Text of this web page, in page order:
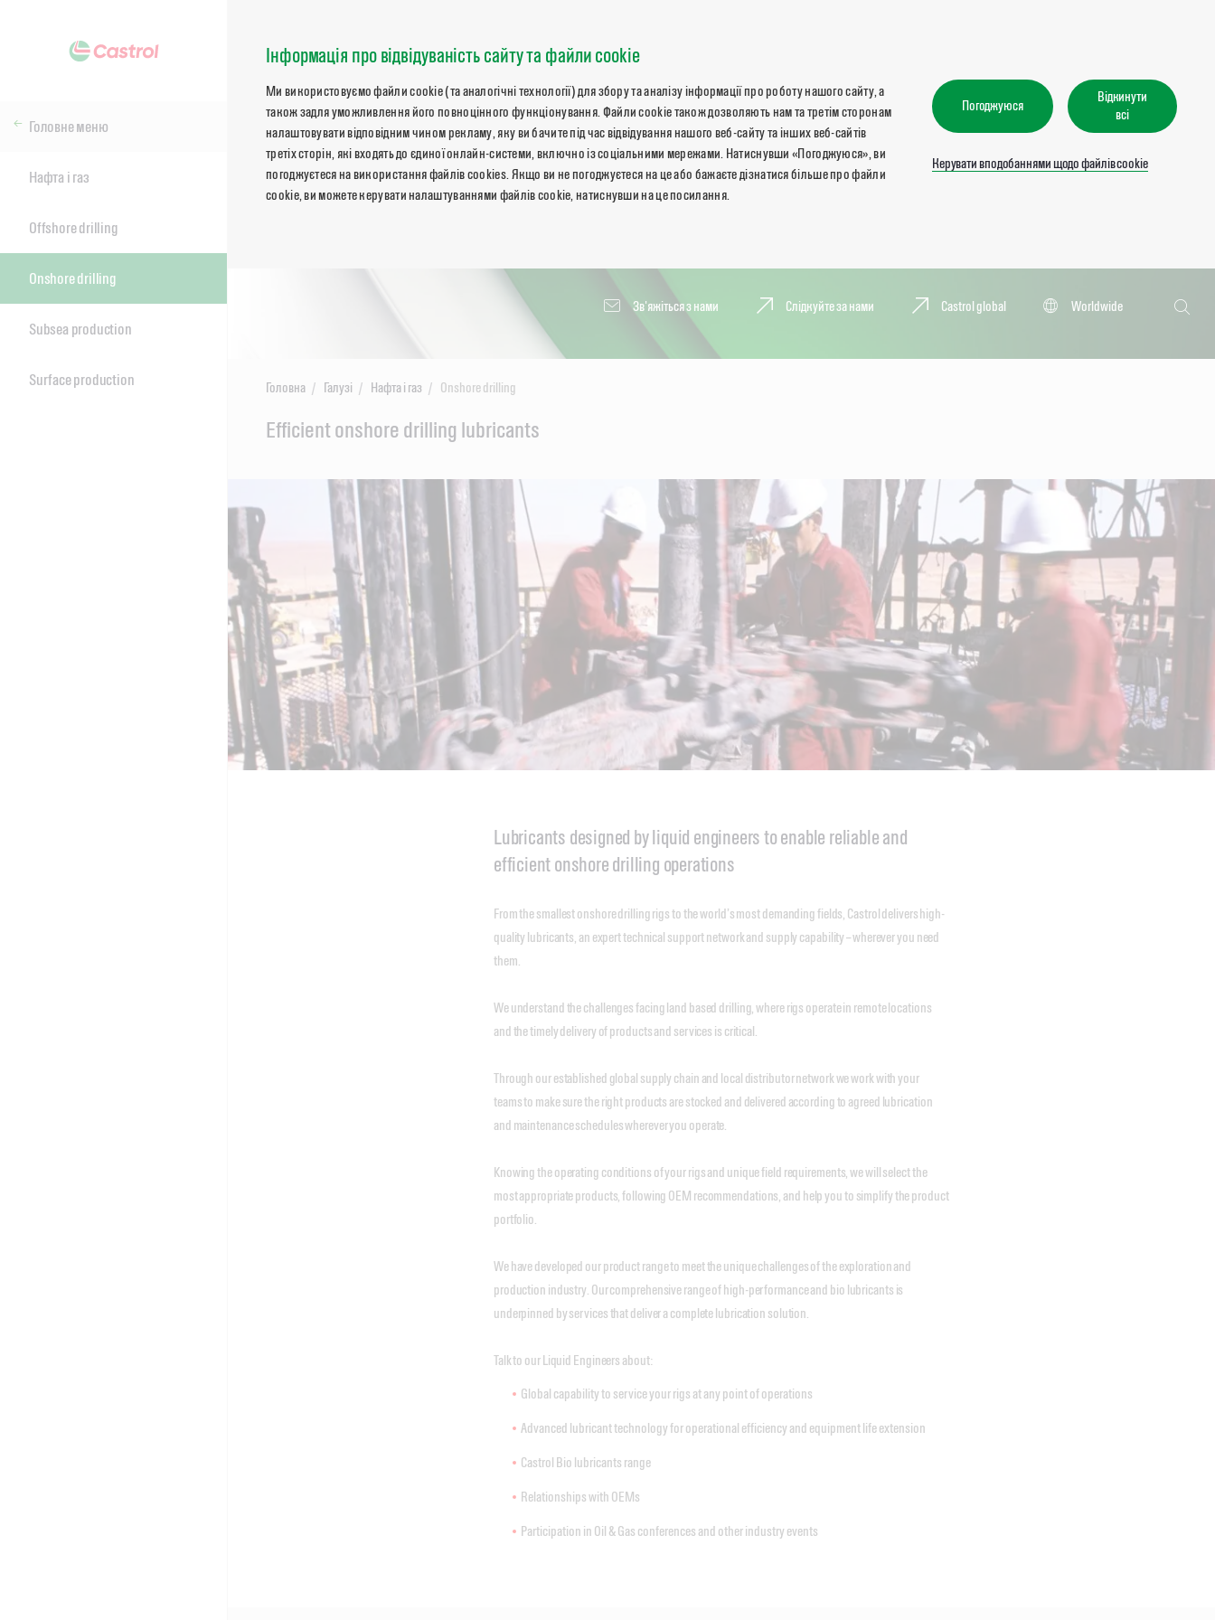
Інформація про відвідуваність сайту та файли cookie
Ми використовуємо файли cookie (та аналогічні технології) для збору та аналізу інформації про роботу нашого сайту, а
також задля уможливлення його повноцінного функціонування. Файли cookie також дозволяють нам та третім сторонам
налаштовувати відповідним чином рекламу, яку ви бачите під час відвідування нашого веб-сайту та інших веб-сайтів
третіх сторін, які входять до єдиної онлайн-системи, включно із соціальними мережами. Натиснувши «Погоджуюся», ви
погоджуєтеся на використання файлів cookies. Якщо ви не погоджуєтеся на це або бажаєте дізнатися більше про файли
cookie, ви можете керувати налаштуваннями файлів cookie, натиснувши на це посилання.
Погоджуюся
Відкинути
всі
Керувати вподобаннями щодо файлів cookie
Зв'яжіться з нами Слідкуйте за нами Castrol global
Worldwide
Пошук
Головне меню
Нафта і газ
Offshore drilling
Onshore drilling
Subsea production
Surface production Головна Галузі Нафта і газ Onshore drilling
Efficient onshore drilling lubricants
Lubricants designed by liquid engineers to enable reliable and
efficient onshore drilling operations
From the smallest onshore drilling rigs to the world’s most demanding fields, Castrol delivers high-
quality lubricants, an expert technical support network and supply capability – wherever you need
them.
We understand the challenges facing land based drilling, where rigs operate in remote locations
and the timely delivery of products and services is critical.
Through our established global supply chain and local distributor network we work with your
teams to make sure the right products are stocked and delivered according to agreed lubrication
and maintenance schedules wherever you operate.
Knowing the operating conditions of your rigs and unique field requirements, we will select the
most appropriate products, following OEM recommendations, and help you to simplify the product
portfolio.
We have developed our product range to meet the unique challenges of the exploration and
production industry. Our comprehensive range of high-performance and bio lubricants is
underpinned by services that deliver a complete lubrication solution.
Talk to our Liquid Engineers about:
Global capability to service your rigs at any point of operations
Advanced lubricant technology for operational efficiency and equipment life extension
Castrol Bio lubricants range
Relationships with OEMs
Participation in Oil & Gas conferences and other industry events